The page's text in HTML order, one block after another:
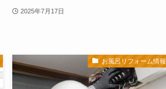
2025年7月17日
お風呂リフォーム情報